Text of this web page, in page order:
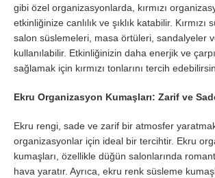
gibi özel organizasyonlarda, kırmızı
etkinliğinize canlılık ve şıklık katabilir. Kırmızı
salon süslemeleri, masa örtüleri, sandalyeler
kullanılabilir. Etkinliğinizin daha enerjik ve
sağlamak için kırmızı tonlarını tercih
Ekru Organizasyon Kumaşları: Zarif ve
Ekru rengi, sade ve zarif bir atmosfer
organizasyonlar için ideal bir tercihtir. Ekru
kumaşları, özellikle düğün salonlarında
hava yaratır. Ayrıca, ekru renk süsleme